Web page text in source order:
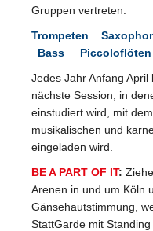
Gruppen vertreten:
Trompeten
Bass Piccoloflöten
Jedes Jahr Anfang
nächste Session, in
einstudiert wird, mit
musikalischen und
eingeladen wird.
BE A PART OF IT:
Arenen in und um Köln
Gänsehautstimmung,
StattGarde mit